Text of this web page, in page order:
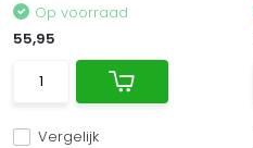
Vergelijk
Op voorraad
55,95